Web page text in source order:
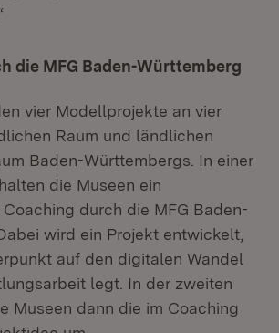
die MFG Baden-Württemberg
vier Modellprojekte an vier
Raum und ländlichen
Baden-Württembergs. In einer
die Museen ein
durch die MFG Baden-
wird ein Projekt entwickelt,
auf den digitalen Wandel
legt. In der zweiten
Museen dann die im Coaching